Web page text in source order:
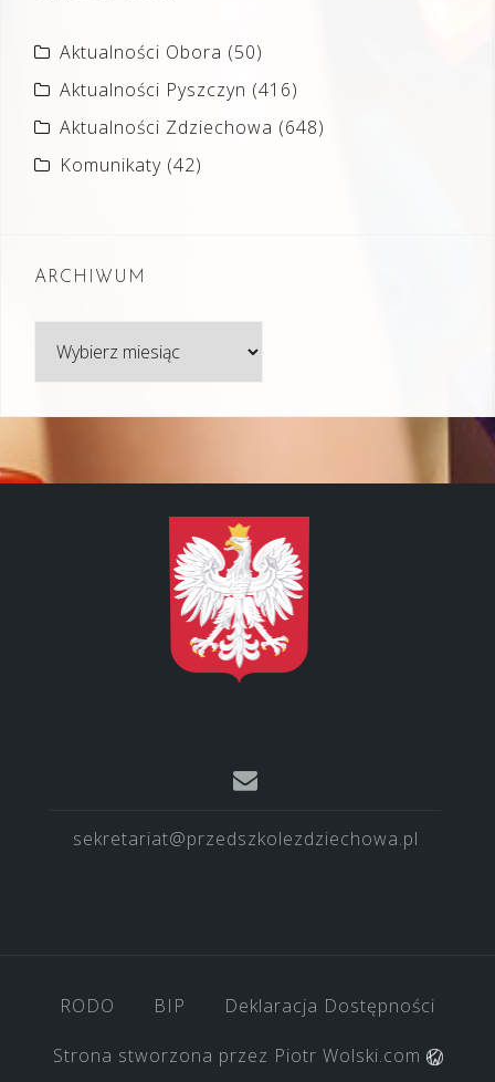
Aktualności Obora (50)
Aktualności Pyszczyn (416)
Aktualności Zdziechowa (648)
Komunikaty (42)
ARCHIWUM
sekretariat@przedszkolezdziechowa.pl
RODO BIP Deklaracja Dostępności
Strona stworzona przez Piotr Wolski.com